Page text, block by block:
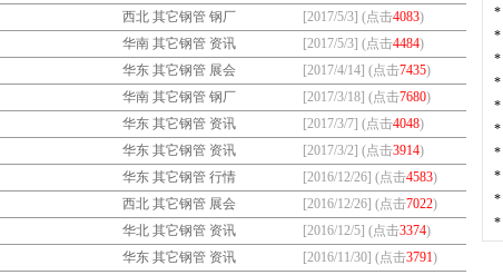
西北 其它钢管 钢厂 [2017/5/3] (点击4083)
华南 其它钢管 资讯 [2017/5/3] (点击4484)
华东 其它钢管 展会 [2017/4/14] (点击7435)
华南 其它钢管 钢厂 [2017/3/18] (点击7680)
华东 其它钢管 资讯 [2017/3/7] (点击4048)
华东 其它钢管 资讯 [2017/3/2] (点击3914)
华东 其它钢管 行情 [2016/12/26] (点击4583)
西北 其它钢管 展会 [2016/12/26] (点击7022)
华北 其它钢管 资讯 [2016/12/5] (点击3374)
华东 其它钢管 资讯 [2016/11/30] (点击3791)
*
*
*
*
*
*
*
*
*
*